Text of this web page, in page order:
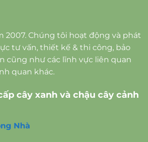
2007. Chúng tôi hoạt động và phát
tư vấn, thiết kế & thi công, bảo
cũng như các lĩnh vực liên quan
quan khác.
cây xanh và chậu cây cảnh
Nhà